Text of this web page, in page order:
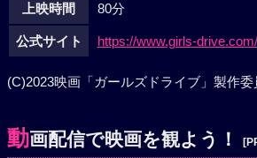
上映時間 80分
公式サイト https://www.girls-drive.com/
(C)2023映画「ガールズドライブ」製作委
動画配信で映画を観よう！